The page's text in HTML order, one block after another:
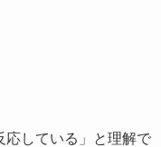
応している」と理解で